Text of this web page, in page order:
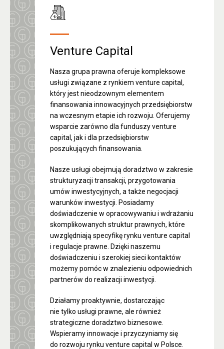
Venture Capital
Nasza grupa prawna oferuje kompleksowe
usługi związane z rynkiem venture capital,
który jest nieodzownym elementem
finansowania innowacyjnych przedsiębiorstw
na wczesnym etapie ich rozwoju. Oferujemy
wsparcie zarówno dla funduszy venture
capital, jak i dla przedsiębiorstw
poszukujących finansowania.
Nasze usługi obejmują doradztwo w zakresie
strukturyzacji transakcji, przygotowania
umów inwestycyjnych, a także negocjacji
warunków inwestycji. Posiadamy
doświadczenie w opracowywaniu i wdrażaniu
skomplikowanych struktur prawnych, które
uwzględniają specyfikę rynku venture capital
i regulacje prawne. Dzięki naszemu
doświadczeniu i szerokiej sieci kontaktów
możemy pomóc w znalezieniu odpowiednich
partnerów do realizacji inwestycji.
Działamy proaktywnie, dostarczając
nie tylko usługi prawne, ale również
strategiczne doradztwo biznesowe.
Wspieramy innowacje i przyczyniamy się
do rozwoju rynku venture capital w Polsce.